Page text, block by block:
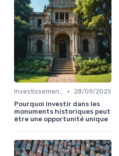
Investissement Immobilier •
28/09/2025
Pourquoi investir dans les
monuments historiques peut
être une opportunité unique